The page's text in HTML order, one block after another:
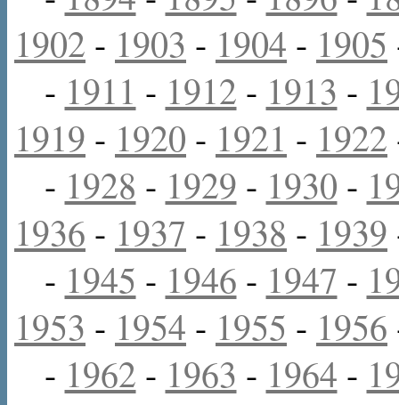
1902 - 1903 - 1904 - 1905
- 1911 - 1912 - 1913 -
1919 - 1920 - 1921 - 1922
- 1928 - 1929 - 1930 -
1936 - 1937 - 1938 - 1939
- 1945 - 1946 - 1947 -
1953 - 1954 - 1955 - 1956
- 1962 - 1963 - 1964 -